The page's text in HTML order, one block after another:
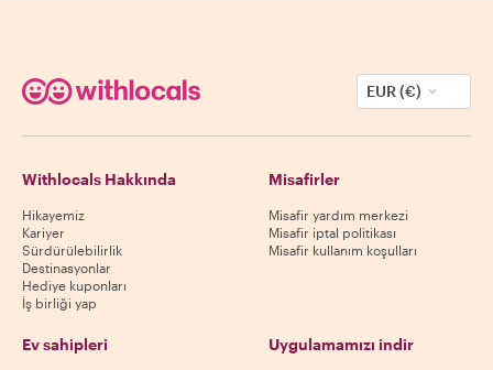
EUR (€)
Withlocals Hakkında
Hikayemiz
Kariyer
Sürdürülebilirlik
Destinasyonlar
Hediye kuponları
İş birliği yap
Misafirler
Misafir yardım merkezi
Misafir iptal politikası
Misafir kullanım koşulları
Ev sahipleri Uygulamamızı indir